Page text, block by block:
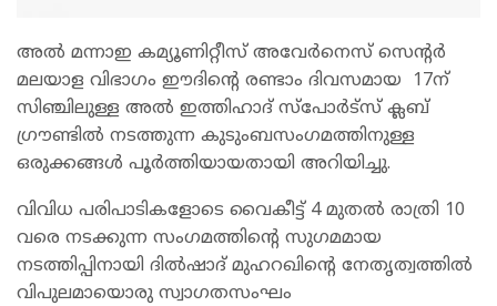
അൽ മന്നാഇ കമ്യൂണിറ്റീസ് അവേർനെസ് സെന്റർ
മലയാള വിഭാഗം ഈദിന്റെ രണ്ടാം ദിവസമായ
17ന്
സിഞ്ചിലുള്ള അൽ ഇത്തിഹാദ് സ്പോർട്സ് ക്ലബ്
ഗ്രൗണ്ടിൽ നടത്തുന്ന കുടുംബസംഗമത്തിനുള്ള
ഒരുക്കങ്ങൾ പൂർത്തിയായതായി അറിയിച്ചു.
വിവിധ പരിപാടികളോടെ വൈകീട്ട് 4 മുതൽ രാത്രി 10
വരെ നടക്കുന്ന സംഗമത്തിന്റെ സുഗമമായ
നടത്തിപ്പിനായി ദിൽഷാദ് മുഹറഖിന്റെ നേതൃത്വത്തിൽ
വിപുലമായൊരു സ്വാഗതസംഘം